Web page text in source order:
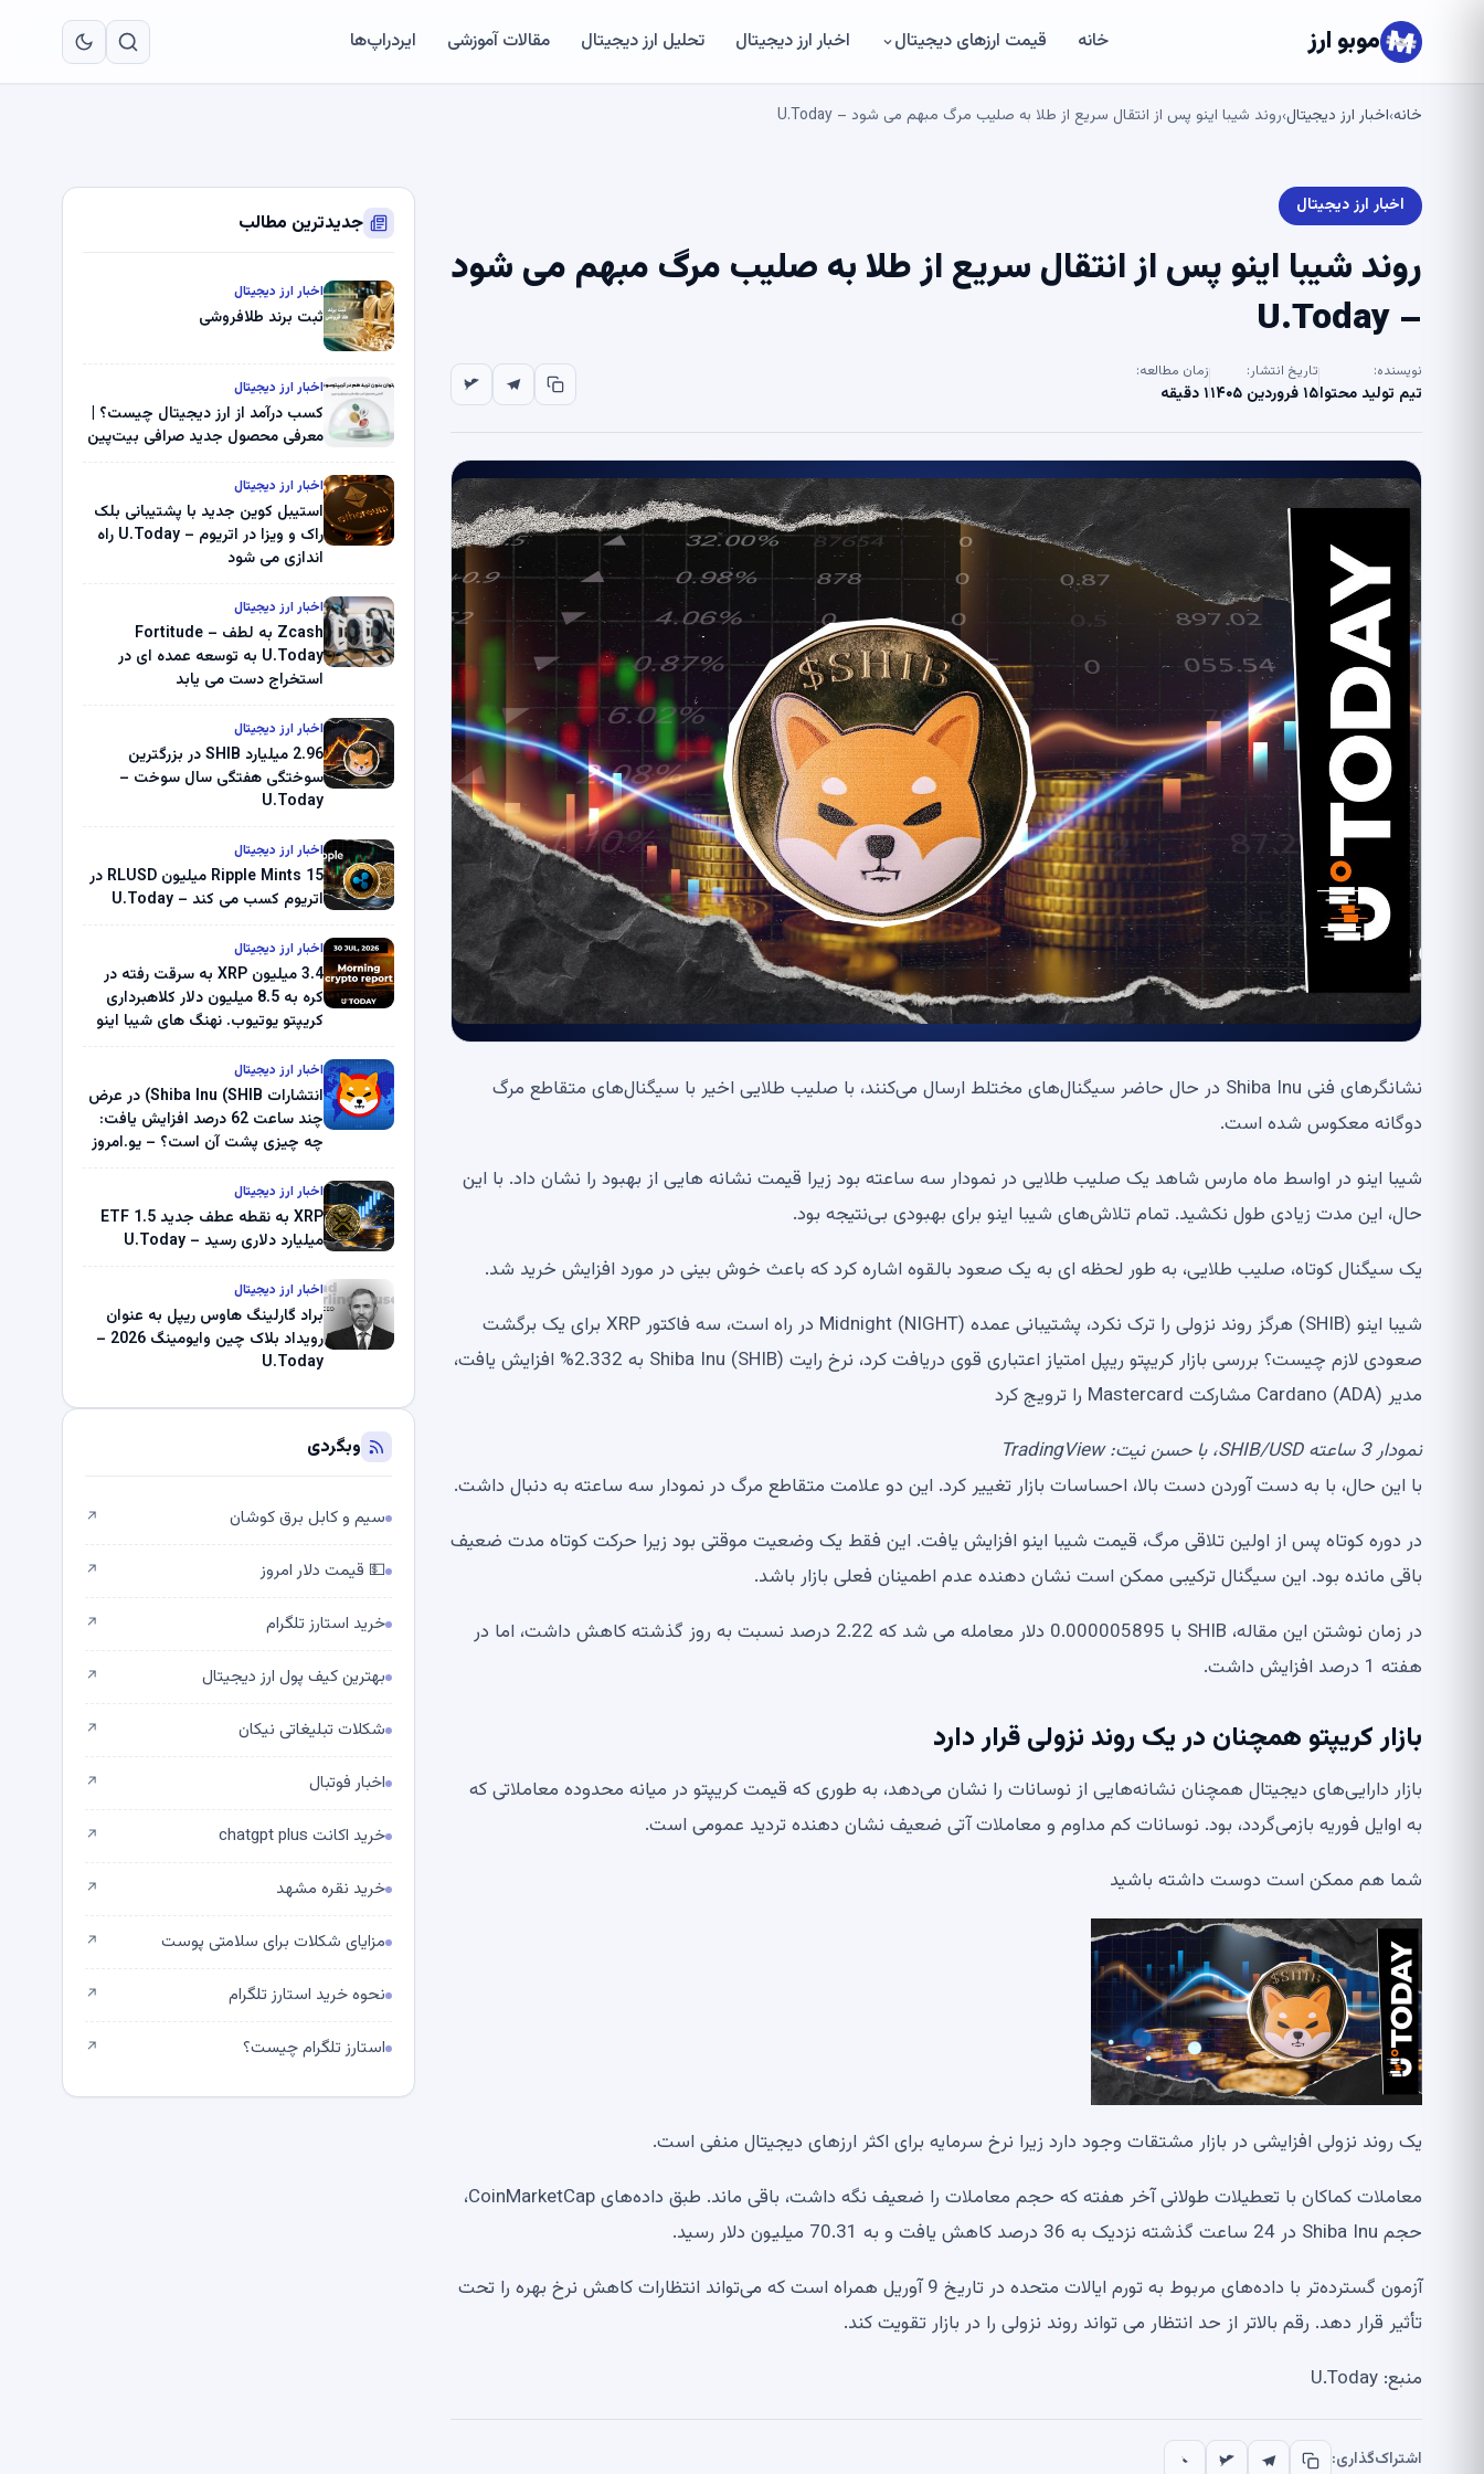
موبو ارز خانه قیمت ارزهای دیجیتال اخبار ارز دیجیتال تحلیل ارز دیجیتال مقالات آموزشی ایردراپ‌ها
خانه›اخبار ارز دیجیتال›روند شیبا اینو پس از انتقال سریع از طلا به صلیب مرگ مبهم می شود – U.Today
اخبار ارز دیجیتال
روند شیبا اینو پس از انتقال سریع از طلا به صلیب مرگ مبهم می شود
– U.Today
نویسنده:
تیم تولید محتوا
تاریخ انتشار:
۱۵ فروردین ۱۴۰۵
زمان مطالعه:
۱ دقیقه
نشانگرهای فنی Shiba Inu در حال حاضر سیگنال‌های مختلط ارسال می‌کنند، با صلیب طلایی اخیر با سیگنال‌های متقاطع مرگ
دوگانه معکوس شده است.
شیبا اینو در اواسط ماه مارس شاهد یک صلیب طلایی در نمودار سه ساعته بود زیرا قیمت نشانه هایی از بهبود را نشان داد. با این
حال، این مدت زیادی طول نکشید. تمام تلاش‌های شیبا اینو برای بهبودی بی‌نتیجه بود.
یک سیگنال کوتاه، صلیب طلایی، به طور لحظه ای به یک صعود بالقوه اشاره کرد که باعث خوش بینی در مورد افزایش خرید شد.
شیبا اینو (SHIB) هرگز روند نزولی را ترک نکرد، پشتیبانی عمده Midnight (NIGHT) در راه است، سه فاکتور XRP برای یک برگشت
صعودی لازم چیست؟ بررسی بازار کریپتو ریپل امتیاز اعتباری قوی دریافت کرد، نرخ رایت Shiba Inu (SHIB) به 2.332% افزایش یافت،
مدیر Cardano (ADA) مشارکت Mastercard را ترویج کرد
نمودار 3 ساعته SHIB/USD، با حسن نیت: TradingView
با این حال، با به دست آوردن دست بالا، احساسات بازار تغییر کرد. این دو علامت متقاطع مرگ در نمودار سه ساعته به دنبال داشت.
در دوره کوتاه پس از اولین تلاقی مرگ، قیمت شیبا اینو افزایش یافت. این فقط یک وضعیت موقتی بود زیرا حرکت کوتاه مدت ضعیف
باقی مانده بود. این سیگنال ترکیبی ممکن است نشان دهنده عدم اطمینان فعلی بازار باشد.
در زمان نوشتن این مقاله، SHIB با 0.000005895 دلار معامله می شد که 2.22 درصد نسبت به روز گذشته کاهش داشت، اما در
هفته 1 درصد افزایش داشت.
بازار کریپتو همچنان در یک روند نزولی قرار دارد
بازار دارایی‌های دیجیتال همچنان نشانه‌هایی از نوسانات را نشان می‌دهد، به طوری که قیمت کریپتو در میانه محدوده معاملاتی که
به اوایل فوریه بازمی‌گردد، بود. نوسانات کم مداوم و معاملات آتی ضعیف نشان دهنده تردید عمومی است.
شما هم ممکن است دوست داشته باشید
یک روند نزولی افزایشی در بازار مشتقات وجود دارد زیرا نرخ سرمایه برای اکثر ارزهای دیجیتال منفی است.
معاملات کماکان با تعطیلات طولانی آخر هفته که حجم معاملات را ضعیف نگه داشت، باقی ماند. طبق داده‌های CoinMarketCap،
حجم Shiba Inu در 24 ساعت گذشته نزدیک به 36 درصد کاهش یافت و به 70.31 میلیون دلار رسید.
آزمون گسترده‌تر با داده‌های مربوط به تورم ایالات متحده در تاریخ 9 آوریل همراه است که می‌تواند انتظارات کاهش نرخ بهره را تحت
تأثیر قرار دهد. رقم بالاتر از حد انتظار می تواند روند نزولی را در بازار تقویت کند.
منبع: U.Today
اشتراک‌گذاری:
جدیدترین مطالب
اخبار ارز دیجیتال
ثبت برند طلافروشی
اخبار ارز دیجیتال
کسب درآمد از ارز دیجیتال چیست؟ |
معرفی محصول جدید صرافی بیت‌پین
اخبار ارز دیجیتال
استیبل کوین جدید با پشتیبانی بلک
راک و ویزا در اتریوم – U.Today راه
اندازی می شود
اخبار ارز دیجیتال
Zcash به لطف Fortitude –
U.Today به توسعه عمده ای در
استخراج دست می یابد
اخبار ارز دیجیتال
2.96 میلیارد SHIB در بزرگترین
سوختگی هفتگی سال سوخت –
U.Today
اخبار ارز دیجیتال
Ripple Mints 15 میلیون RLUSD در
اتریوم کسب می کند – U.Today
اخبار ارز دیجیتال
3.4 میلیون XRP به سرقت رفته در
کره به 8.5 میلیون دلار کلاهبرداری
کریپتو یوتیوب. نهنگ های شیبا اینو
میلیون دلار U-Turn در بیت کوین را
ثبت کرد – گزارش کریپتو صبح –
U.Today
اخبار ارز دیجیتال
انتشارات Shiba Inu (SHIB) در عرض
چند ساعت 62 درصد افزایش یافت:
چه چیزی پشت آن است؟ – یو.امروز
اخبار ارز دیجیتال
XRP به نقطه عطف جدید ETF 1.5
میلیارد دلاری رسید – U.Today
اخبار ارز دیجیتال
براد گارلینگ هاوس ریپل به عنوان
رویداد بلاک چین وایومینگ 2026 –
U.Today
وبگردی
سیم و کابل برق کوشان ↗
💵 قیمت دلار امروز ↗
خرید استارز تلگرام ↗
بهترین کیف پول ارز دیجیتال ↗
شکلات تبلیغاتی نیکان ↗
اخبار فوتبال ↗
خرید اکانت chatgpt plus ↗
خرید نقره مشهد ↗
مزایای شکلات برای سلامتی پوست ↗
نحوه خرید استارز تلگرام ↗
استارز تلگرام چیست؟ ↗